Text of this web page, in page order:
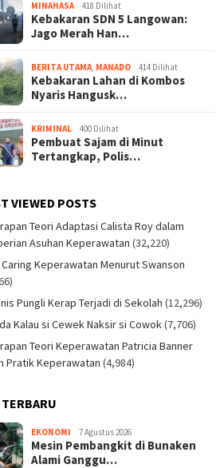
MINAHASA 418 Dilihat
Kebakaran SDN 5 Langowan:
Jago Merah Han…
BERITA UTAMA, MANADO 414 Dilihat
Kebakaran Lahan di Kombos
Nyaris Hangusk…
KRIMINAL 400 Dilihat
Pembuat Sajam di Minut
Tertangkap, Polis…
VIEWED POSTS
Teori Adaptasi Calista Roy dalam
Asuhan Keperawatan (32,220)
Keperawatan Menurut Swanson
Pungli Kerap Terjadi di Sekolah (12,296)
Kalau si Cewek Naksir si Cowok(7,706)
Teori Keperawatan Patricia Banner
Pratik Keperawatan (4,984)
EKONOMI 7 Agustus 2026
Mesin Pembangkit di Bunaken
Alami Ganggu…